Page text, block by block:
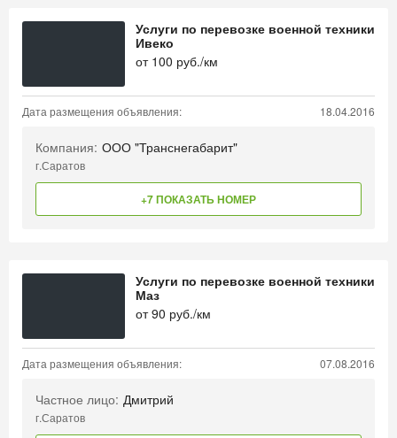
Услуги по перевозке военной техники
Ивеко
от 100 руб./км
Дата размещения объявления: 18.04.2016
Компания: ООО "Транснегабарит"
г.Саратов
+7 ПОКАЗАТЬ НОМЕР
Услуги по перевозке военной техники
Маз
от90 руб./км
Дата размещения объявления: 07.08.2016
Частное лицо: Дмитрий
г.Саратов